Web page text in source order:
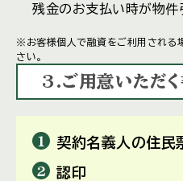
残金のお支払い時が物件
※お客様個人で融資をご利用される
さい。
3.ご用意いただ
契約名義人の住民
認印